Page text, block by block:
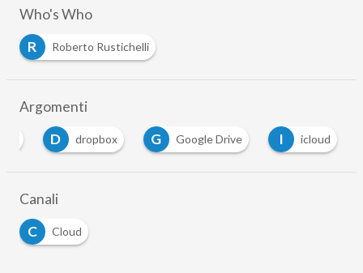
Who's Who
R
Roberto Rustichelli
Argomenti
D dropbox G Google Drive I icloud
Canali
C
Cloud